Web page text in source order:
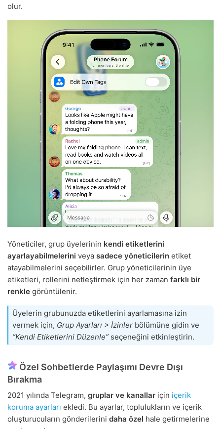
olur.
Yöneticiler, grup üyelerinin kendi etiketlerini
ayarlayabilmelerini veya sadece yöneticilerin etiket
atayabilmelerini seçebilirler. Grup yöneticilerinin üye
etiketleri, rollerini netleştirmek için her zaman farklı bir
renkle görüntülenir.
Üyelerin grubunuzda etiketlerini ayarlamasına izin
vermek için, Grup Ayarları > İzinler bölümüne gidin ve
“Kendi Etiketlerini Düzenle” seçeneğini etkinleştirin.
Özel Sohbetlerde Paylaşımı Devre Dışı
Bırakma
2021 yılında Telegram, gruplar ve kanallar için içerik
koruma ayarları ekledi. Bu ayarlar, toplulukların ve içerik
oluşturucuların gönderilerini daha özel hale getirmelerine